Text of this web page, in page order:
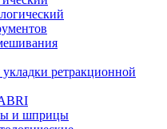
ретракционной
и шприцы